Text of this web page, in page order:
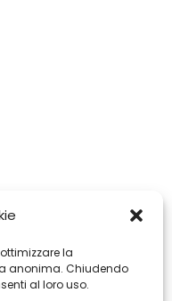
la
anonima. Chiudendo
al loro uso.